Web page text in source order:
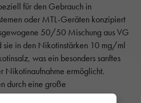
für den Gebrauch in
oder MTL-Geräten konzipiert
50/50 Mischung aus VG
sie in den Nikotinstärken 10 mg/ml
was ein besonders sanftes
Nikotinaufnahme ermöglicht.
durch eine große
fruchtigen Mischungen wie